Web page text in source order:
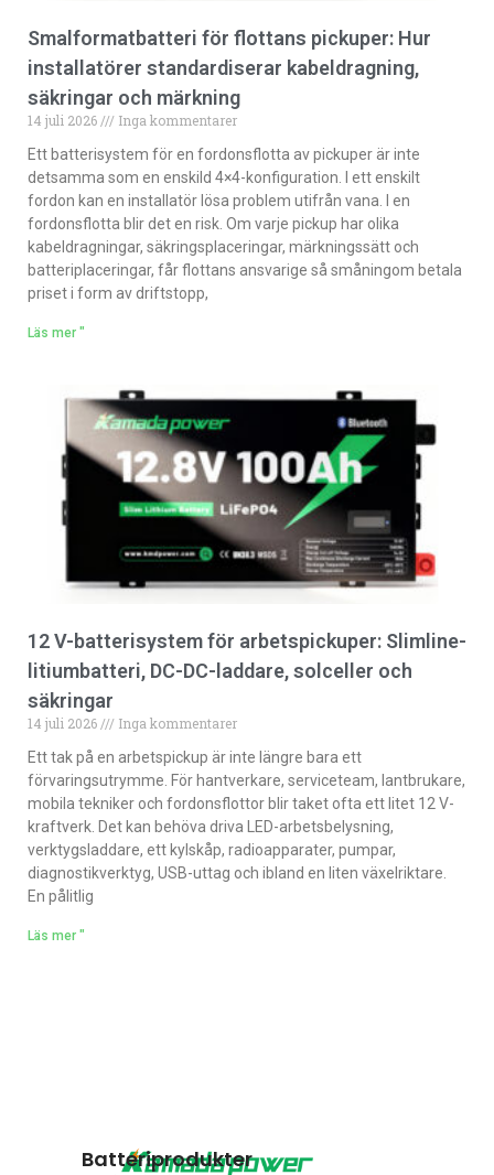
Smalformatbatteri för flottans pickuper: Hur
installatörer standardiserar kabeldragning,
säkringar och märkning
14 juli 2026
Inga kommentarer
Ett batterisystem för en fordonsflotta av pickuper är inte
detsamma som en enskild 4×4-konfiguration. I ett enskilt
fordon kan en installatör lösa problem utifrån vana. I en
fordonsflotta blir det en risk. Om varje pickup har olika
kabeldragningar, säkringsplaceringar, märkningssätt och
batteriplaceringar, får flottans ansvarige så småningom betala
priset i form av driftstopp,
Läs mer "
12 V-batterisystem för arbetspickuper: Slimline-
litiumbatteri, DC-DC-laddare, solceller och
säkringar
14 juli 2026
Inga kommentarer
Ett tak på en arbetspickup är inte längre bara ett
förvaringsutrymme. För hantverkare, serviceteam, lantbrukare,
mobila tekniker och fordonsflottor blir taket ofta ett litet 12 V-
kraftverk. Det kan behöva driva LED-arbetsbelysning,
verktygsladdare, ett kylskåp, radioapparater, pumpar,
diagnostikverktyg, USB-uttag och ibland en liten växelriktare.
En pålitlig
Läs mer "
Batteriprodukter